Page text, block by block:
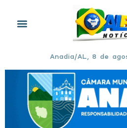
Anadia/AL, 8 de